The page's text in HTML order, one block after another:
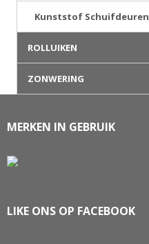
Kunststof Schuifdeuren
ROLLUIKEN
ZONWERING
MERKEN IN GEBRUIK
LIKE ONS OP FACEBOOK